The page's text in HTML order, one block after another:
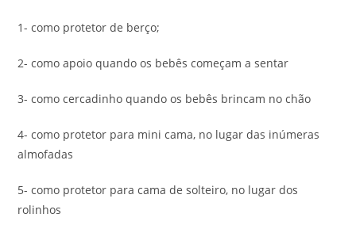
1- como protetor de berço;
2- como apoio quando os bebês começam a sentar
3- como cercadinho quando os bebês brincam no chão
4- como protetor para mini cama, no lugar das inúmeras
almofadas
5- como protetor para cama de solteiro, no lugar dos
rolinhos